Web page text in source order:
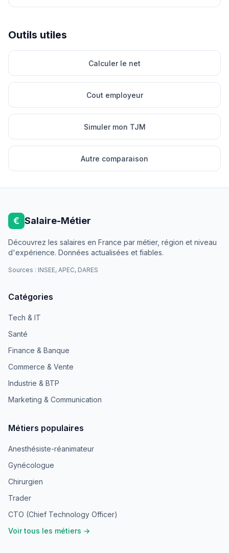
Outils utiles
Calculer le net
Cout employeur
Simuler mon TJM
Autre comparaison
€ Salaire-Métier
Découvrez les salaires en France par métier, région et niveau
d'expérience. Données actualisées et fiables.
Sources : INSEE, APEC, DARES
Catégories
Tech & IT
Santé
Finance & Banque
Commerce & Vente
Industrie & BTP
Marketing & Communication
Métiers populaires
Anesthésiste-réanimateur
Gynécologue
Chirurgien
Trader
CTO (Chief Technology Officer)
Voir tous les métiers →